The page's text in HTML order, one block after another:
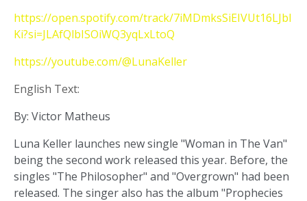
https://open.spotify.com/track/7iMDmksSiEIVUt16LJbI
Ki?si=JLAfQlbISOiWQ3yqLxLtoQ
https://youtube.com/@LunaKeller
English Text:
By: Victor Matheus
Luna Keller launches new single "Woman in The Van"
being the second work released this year. Before, the
singles "The Philosopher" and "Overgrown" had been
released. The singer also has the album "Prophecies